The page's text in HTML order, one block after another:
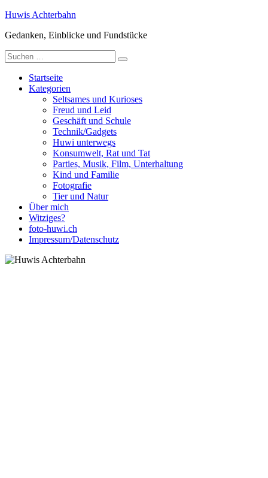
Zum
springen
Huwis Achterbahn
Gedanken, Einblicke und Fundstücke
Suche
nach:
Startseite
Kategorien
Seltsames und Kurioses
Freud und Leid
Geschäft und Schule
Technik/Gadgets
Huwi unterwegs
Konsumwelt, Rat und Tat
Parties, Musik, Film, Unterhaltung
Kind und Familie
Fotografie
Tier und Natur
Über mich
Witziges?
foto-huwi.ch
Impressum/Datenschutz